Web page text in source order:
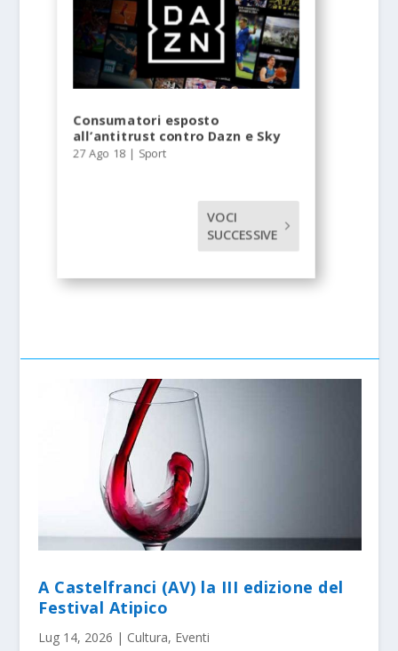
Consumatori esposto
all’antitrust contro Dazn e Sky
27 Ago 18 | Sport
VOCI
SUCCESSIVE
A Castelfranci (AV) la III edizione del
Festival Atipico
Lug 14, 2026 | Cultura, Eventi